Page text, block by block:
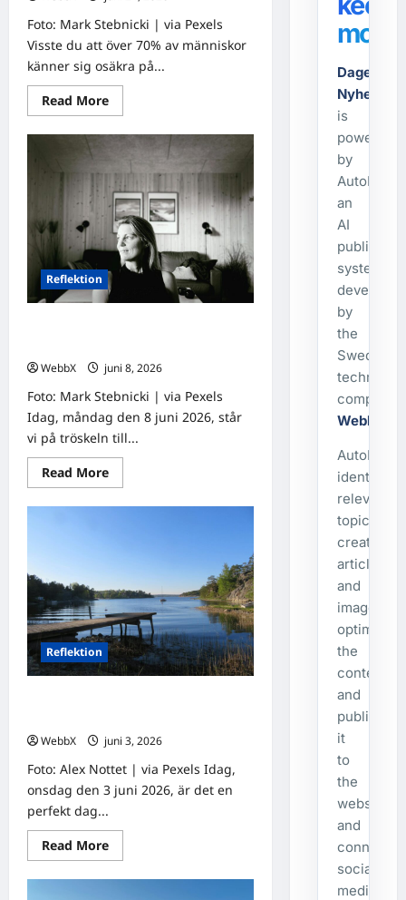
Foto: Mark Stebnicki | via Pexels
Visste du att över 70% av människor
känner sig osäkra på...
Read MoreRead
more
Dagens
tanke:
Att
tänka
på
framtiden
nuet
Reflektion
WebbX
juni 8, 2026
Foto: Mark Stebnicki | via Pexels
Idag, måndag den 8 juni 2026, står
vi på tröskeln till...
Read MoreRead
more
Dagens
Reflektion
WebbX
juni 3, 2026
Foto: Alex Nottet | via Pexels Idag,
onsdag den 3 juni 2026, är det en
perfekt dag...
Read MoreRead
more
Dagens
Dagens-
is
powered
by
AutoPost,
an
AI
publishing
system
developed
by
the
Swedish
company
WebbX
AutoPost
identifies
relevant
topics,
creates
articles
and
images,
optimizes
the
content,
and
publishes
it
to
the
website
and
connected
social
media